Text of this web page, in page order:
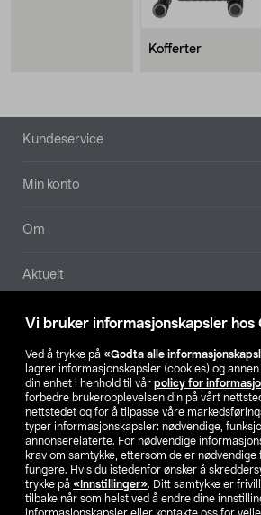
Vi bruker informasjonskapsler hos
Ved å trykke på «Godta alle
lagrer informasjonskapsler (cookies) og
din enhet i henhold til vår policy for
forbedre brukeropplevelsen din på vårt
nettstedet og for å tilpasse våre
typer informasjonskapsler: nødvendige,
annonserelaterte. For nødvendige
krav om samtykke, ettersom de er nødvendige
fungere. Hvis du istedenfor ønsker å
trykke på «Innstillinger». Ditt samtykke er
tilbake når som helst ved å endre dine
Kofferter
Bunntekst
Kundeservice
Min konto
Om
Aktuelt
Våre selskaper
Finn din
SE NO FI